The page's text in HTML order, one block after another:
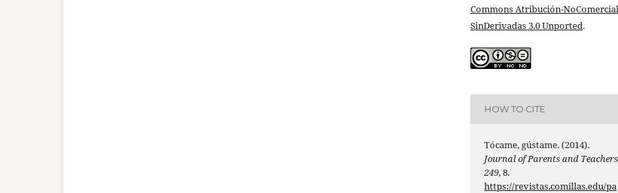
Commons Atribución-
SinDerivadas 3.0 Unported.
HOW TO CITE
Tócame, gústame. (2014).
Journal of Parents and Teachers
249, 8.
https://revistas.comillas.edu/pa